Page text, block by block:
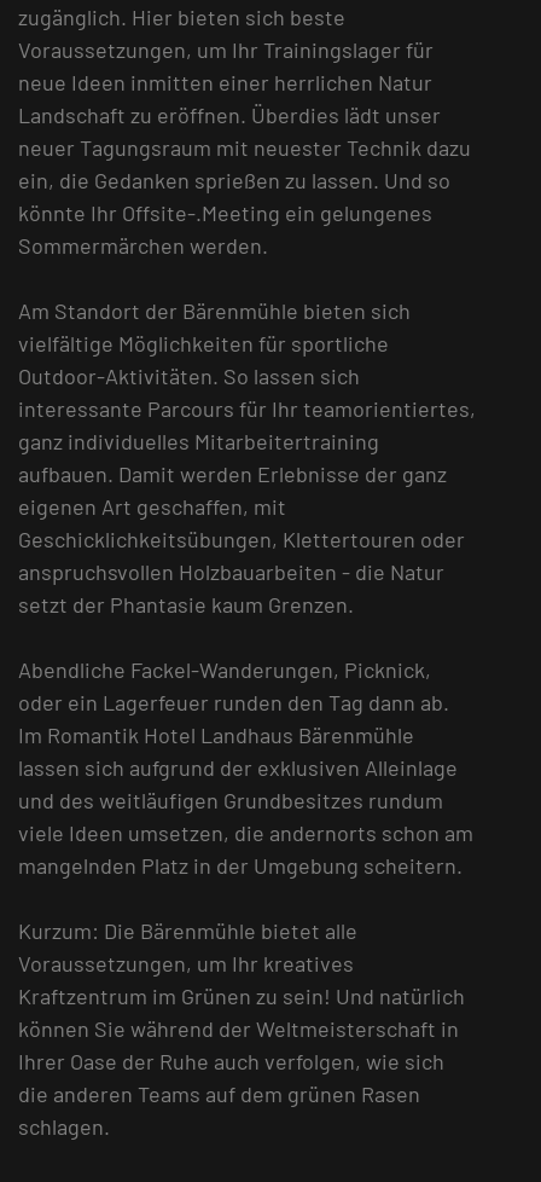
zugänglich. Hier bieten sich beste
Voraussetzungen, um Ihr Trainingslager für
neue Ideen inmitten einer herrlichen Natur
Landschaft zu eröffnen. Überdies lädt unser
neuer Tagungsraum mit neuester Technik dazu
ein, die Gedanken sprießen zu lassen. Und so
könnte Ihr Offsite-.Meeting ein gelungenes
Sommermärchen werden.
Am Standort der Bärenmühle bieten sich
vielfältige Möglichkeiten für sportliche
Outdoor-Aktivitäten. So lassen sich
interessante Parcours für Ihr teamorientiertes,
ganz individuelles Mitarbeitertraining
aufbauen. Damit werden Erlebnisse der ganz
eigenen Art geschaffen, mit
Geschicklichkeitsübungen, Klettertouren oder
anspruchsvollen Holzbauarbeiten - die Natur
setzt der Phantasie kaum Grenzen.
Abendliche Fackel-Wanderungen, Picknick,
oder ein Lagerfeuer runden den Tag dann ab.
Im Romantik Hotel Landhaus Bärenmühle
lassen sich aufgrund der exklusiven Alleinlage
und des weitläufigen Grundbesitzes rundum
viele Ideen umsetzen, die andernorts schon am
mangelnden Platz in der Umgebung scheitern.
Kurzum: Die Bärenmühle bietet alle
Voraussetzungen, um Ihr kreatives
Kraftzentrum im Grünen zu sein! Und natürlich
können Sie während der Weltmeisterschaft in
Ihrer Oase der Ruhe auch verfolgen, wie sich
die anderen Teams auf dem grünen Rasen
schlagen.